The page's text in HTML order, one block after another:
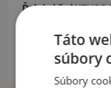
Ďalekohľad HELIOS
62,90 €
Na sklade: 3ks
Táto
súbory
Súbory